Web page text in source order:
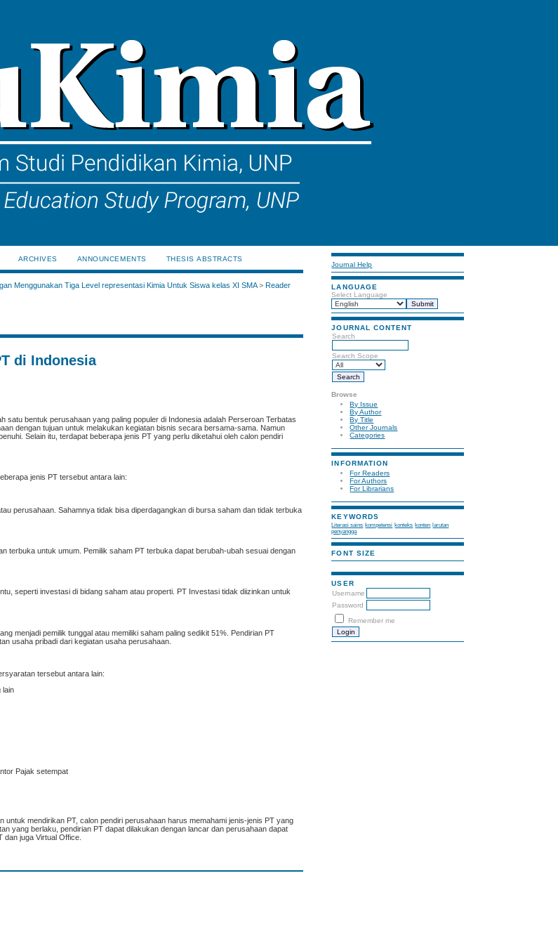
Journal Help
LANGUAGE
Select Language
JOURNAL CONTENT
Search
Search Scope
Browse
By Issue
By Author
By Title
Other Journals
Categories
INFORMATION
For Readers
For Authors
For Librarians
KEYWORDS
Literasi sains kompetensi konteks konten larutan
penyangga
FONT SIZE
USER
Username
Password
Remember me
ARCHIVES ANNOUNCEMENTS THESIS ABSTRACTS
Menggunakan Tiga Level representasi Kimia Untuk Siswa kelas XI SMA>Reader
di Indonesia
satu bentuk perusahaan yang paling populer di Indonesia adalah Perseroan Terbatas
dengan tujuan untuk melakukan kegiatan bisnis secara bersama-sama. Namun
Selain itu, terdapat beberapa jenis PT yang perlu diketahui oleh calon pendiri
jenis PT tersebut antara lain:
perusahaan. Sahamnya tidak bisa diperdagangkan di bursa saham dan tidak terbuka
terbuka untuk umum. Pemilik saham PT terbuka dapat berubah-ubah sesuai dengan
seperti investasi di bidang saham atau properti. PT Investasi tidak diizinkan untuk
menjadi pemilik tunggal atau memiliki saham paling sedikit 51%. Pendirian PT
usaha pribadi dari kegiatan usaha perusahaan.
tersebut antara lain:
lain
Pajak setempat
mendirikan PT, calon pendiri perusahaan harus memahami jenis-jenis PT yang
yang berlaku, pendirian PT dapat dilakukan dengan lancar dan perusahaan dapat
dan juga Virtual Office.